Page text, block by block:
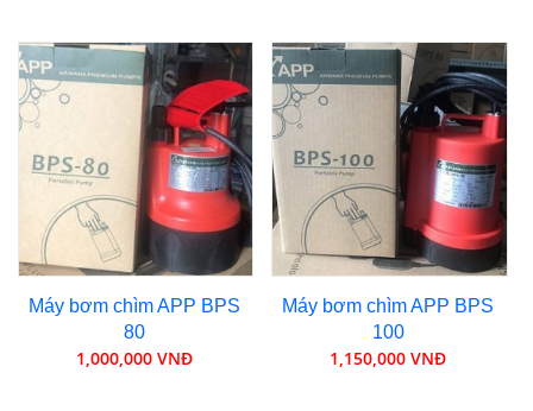
Máy bơm chìm APP BPS
80
1,000,000 VNĐ
Máy bơm chìm APP BPS
100
1,150,000 VNĐ